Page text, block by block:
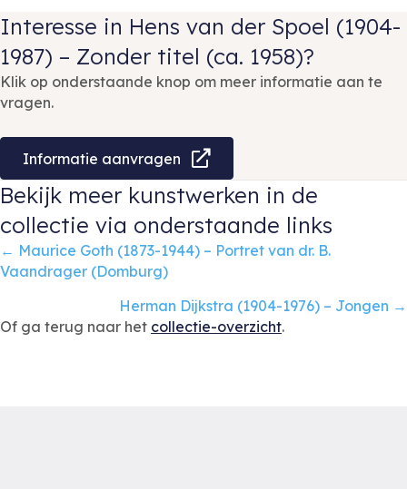
Interesse in Hens van der Spoel (1904-
1987) – Zonder titel (ca. 1958)?
Klik op onderstaande knop om meer informatie aan te
vragen.
Informatie aanvragen
Bekijk meer kunstwerken in de
collectie via onderstaande links
Posts
navigation
← Maurice Goth (1873-1944) – Portret van dr. B.
Vaandrager (Domburg)
Herman Dijkstra (1904-1976) – Jongen →
Of ga terug naar het collectie-overzicht.